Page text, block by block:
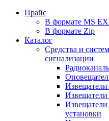
Прайс
В формате MS
В формате Zip
Каталог
Средства и
сигнализации
установки